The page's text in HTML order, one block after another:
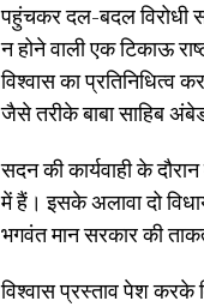
पहुंचकर दल-बदल विरोधी
न होने वाली एक टिकाऊ
विश्वास का
जैसे तरीके बाबा साहिब
सदन की कार्यवाही के
में हैं। इसके अलावा दो
भगवंत मान सरकार की
विश्वास प्रस्ताव पेश